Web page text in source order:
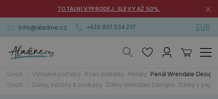
TOTÁLNÍ VÝPRODEJ. SLEVY AŽ 50%. ×
info@aladine.cz +420 601 534 217 EUR
Úvod Výtvarné potřeby Psací potřeby Penály Penál Wrendale
Úvod
Dárky, sezóny & poukazy Dárky Wrendale Designs Dárky z